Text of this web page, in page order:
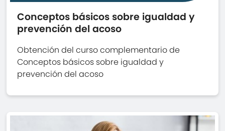
Conceptos básicos sobre igualdad y
prevención del acoso
Obtención del curso complementario de
Conceptos básicos sobre igualdad y
prevención del acoso